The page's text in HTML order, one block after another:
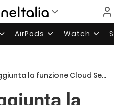
AirPods Watch
la funzione Cloud Search
la